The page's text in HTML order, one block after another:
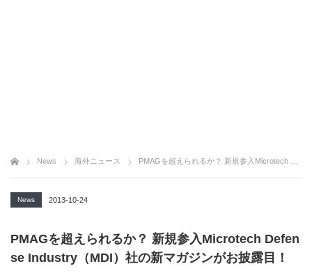
News 海外ニュース PMAGを超えられるか？ 新規参入Microtech Defense Industry（MDI）社の新マガジンがお披露目！
News 2013-10-24
PMAGを超えられるか？ 新規参入Microtech Defen
se Industry（MDI）社の新マガジンがお披露目！